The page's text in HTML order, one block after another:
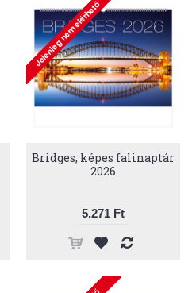
Bridges, képes falinaptár
2026
5.271 Ft